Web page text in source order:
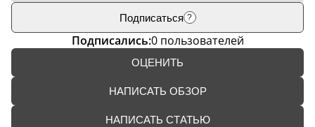
Подписаться ?
Подписались:0 пользователей
ОЦЕНИТЬ
НАПИСАТЬ ОБЗОР
НАПИСАТЬ СТАТЬЮ